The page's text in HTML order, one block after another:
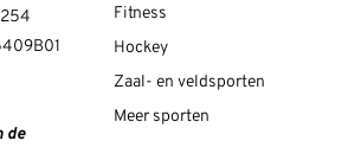
de
Fitness
Hockey
Zaal- en veldsporten
Meer sporten